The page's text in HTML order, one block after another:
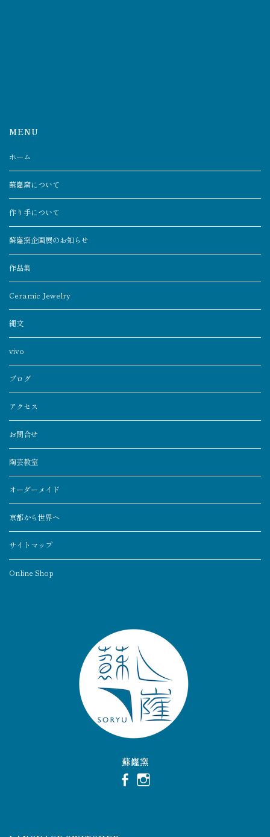
MENU
ホーム
蘇嶐窯について
作り手について
蘇嶐窯企画展のお知らせ
作品集
Ceramic Jewelry
縄文
vivo
ブログ
アクセス
お問合せ
陶芸教室
オーダーメイド
京都から世界へ
サイトマップ
Online Shop
蘇嶐窯